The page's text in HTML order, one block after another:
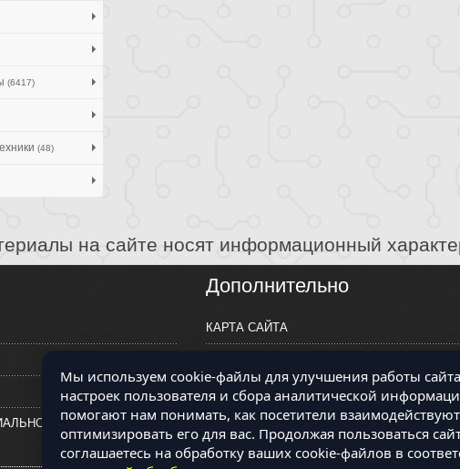
(6417)
(48)
на сайте носят информационный
Дополнительно
КАРТА САЙТА
КОНТАКТЫ
Мы используем cookie-файлы для улучшения работы
настроек пользователя и сбора аналитической
помогают нам понимать, как посетители
оптимизировать его для вас. Продолжая пользоваться
соглашаетесь на обработку ваших cookie-файлов в